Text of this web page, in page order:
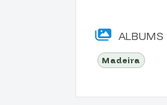
ALBUMS
Madeira